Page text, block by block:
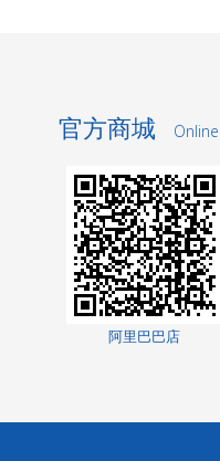
官方商城 Online
阿里巴巴店
洗轮机厂家
景观护栏